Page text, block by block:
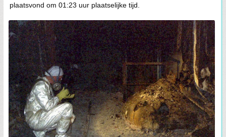
plaatsvond om 01:23 uur plaatselijke tijd.